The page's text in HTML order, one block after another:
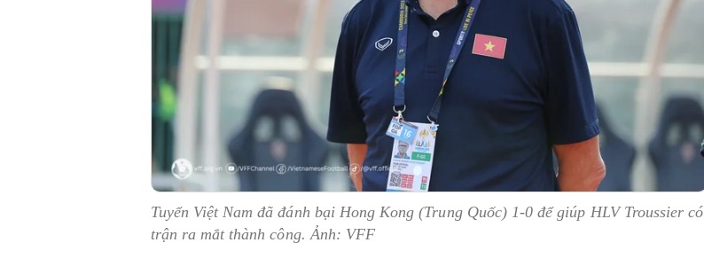
Tuyển Việt Nam đã đánh bại Hong Kong (Trung Quốc) 1-0 để giúp HLV Troussier có
trận ra mắt thành công. Ảnh: VFF